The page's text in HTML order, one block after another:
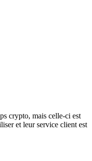
crypto, mais celle-ci est
et leur service client est